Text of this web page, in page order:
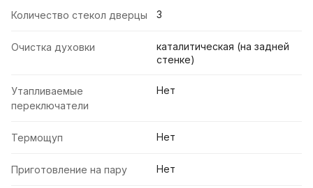
Количество стекол дверцы 3
Очистка духовки
каталитическая (на задней
стенке)
Утапливаемые
переключатели
Нет
Термощуп Нет
Приготовление на пару Нет